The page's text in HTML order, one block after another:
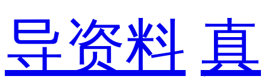
导资料 真